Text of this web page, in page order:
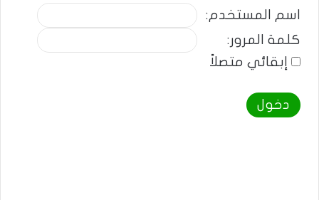
اسم المستخدم:
كلمة المرور:
إبقائي متصلاً
دخول